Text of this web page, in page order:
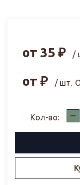
от 35 ₽ /
от ₽ / шт.
Кол-во: –